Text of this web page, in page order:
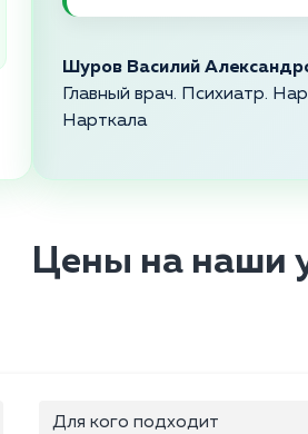
Шуров Василий
Главный врач. Психиатр.
Нарткала
Цены на наши
Для кого подходит